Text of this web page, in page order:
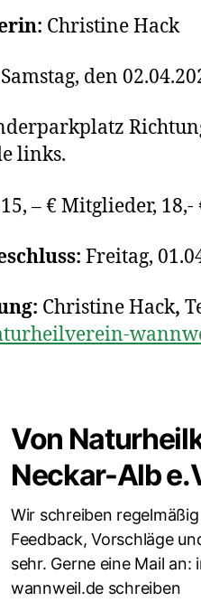
Christine Hack
Samstag, den
links.
15, – € Mitglieder,
Freitag,
Christine Hack,
Von
Neckar-Alb
Wir schreiben
Feedback, Vorschläge
sehr. Gerne eine Mail
wannweil.de schreiben